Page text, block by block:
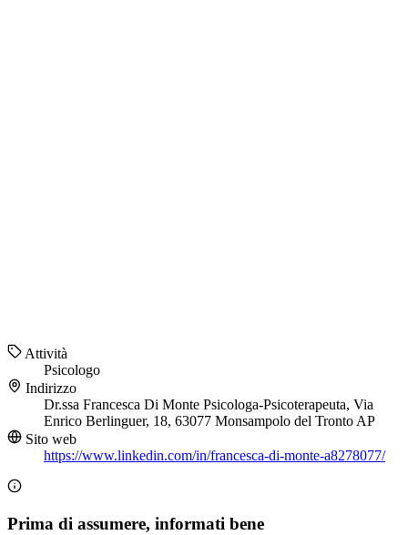
Attività
Psicologo
Indirizzo
Dr.ssa Francesca Di Monte Psicologa-Psicoterapeuta, Via
Enrico Berlinguer, 18, 63077 Monsampolo del Tronto AP
Sito web
https://www.linkedin.com/in/francesca-di-monte-a8278077/
Prima di assumere, informati bene